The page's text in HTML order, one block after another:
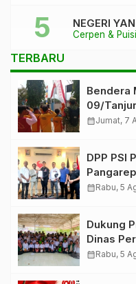
Cerpen & Puisi
NEGERI
TERBARU
Bendera
09/
Kibarkan
calendar_monthJumat, 7
DPP PSI
Struktur
calendar_monthRabu, 5
Dukung
Dinas
Ponpes
calendar_monthRabu, 5